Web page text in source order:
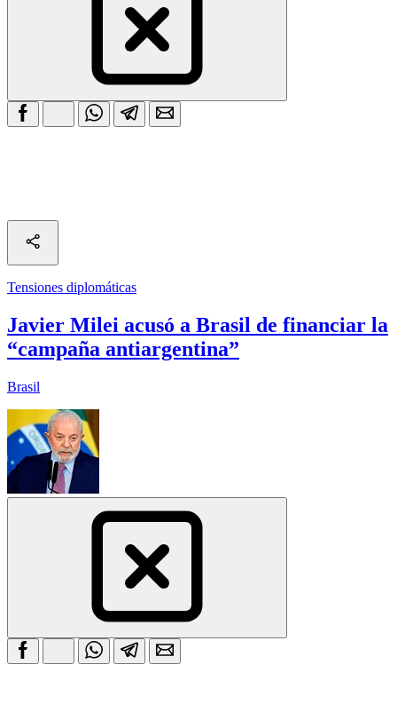
Tensiones diplomáticas
Javier Milei acusó a Brasil de financiar la
“campaña antiargentina”
Brasil